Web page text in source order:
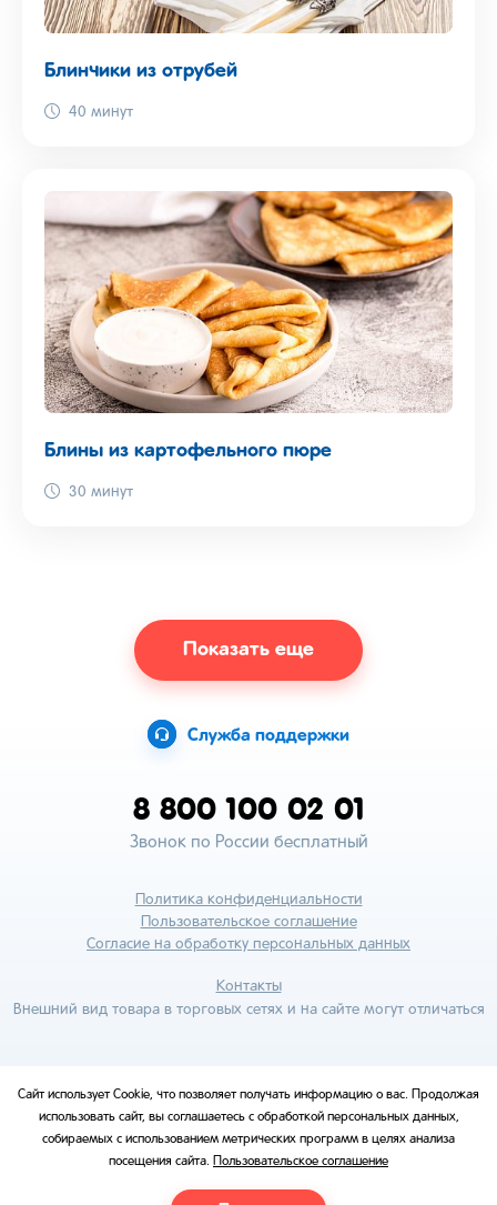
Блинчики из отрубей
40 минут
Блины из картофельного пюре
30 минут
Показать еще
Служба поддержки
8 800 100 02 01
Звонок по России бесплатный
Политика конфиденциальности
Пользовательское соглашение
Согласие на обработку персональных данных
Контакты
Внешний вид товара в торговых сетях и на сайте могут отличаться
Сайт использует Cookie, что позволяет получать информацию о вас. Продолжая
использовать сайт, вы соглашаетесь с обработкой персональных данных,
собираемых с использованием метрических программ в целях анализа
посещения сайта. Пользовательское соглашение